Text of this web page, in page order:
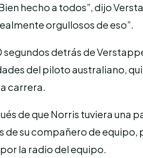
hecho a todos”, dijo
orgullosos de eso”.
segundos detrás de
del piloto australiano,
carrera.
de que Norris tuviera una
su compañero de
la radio del equipo.